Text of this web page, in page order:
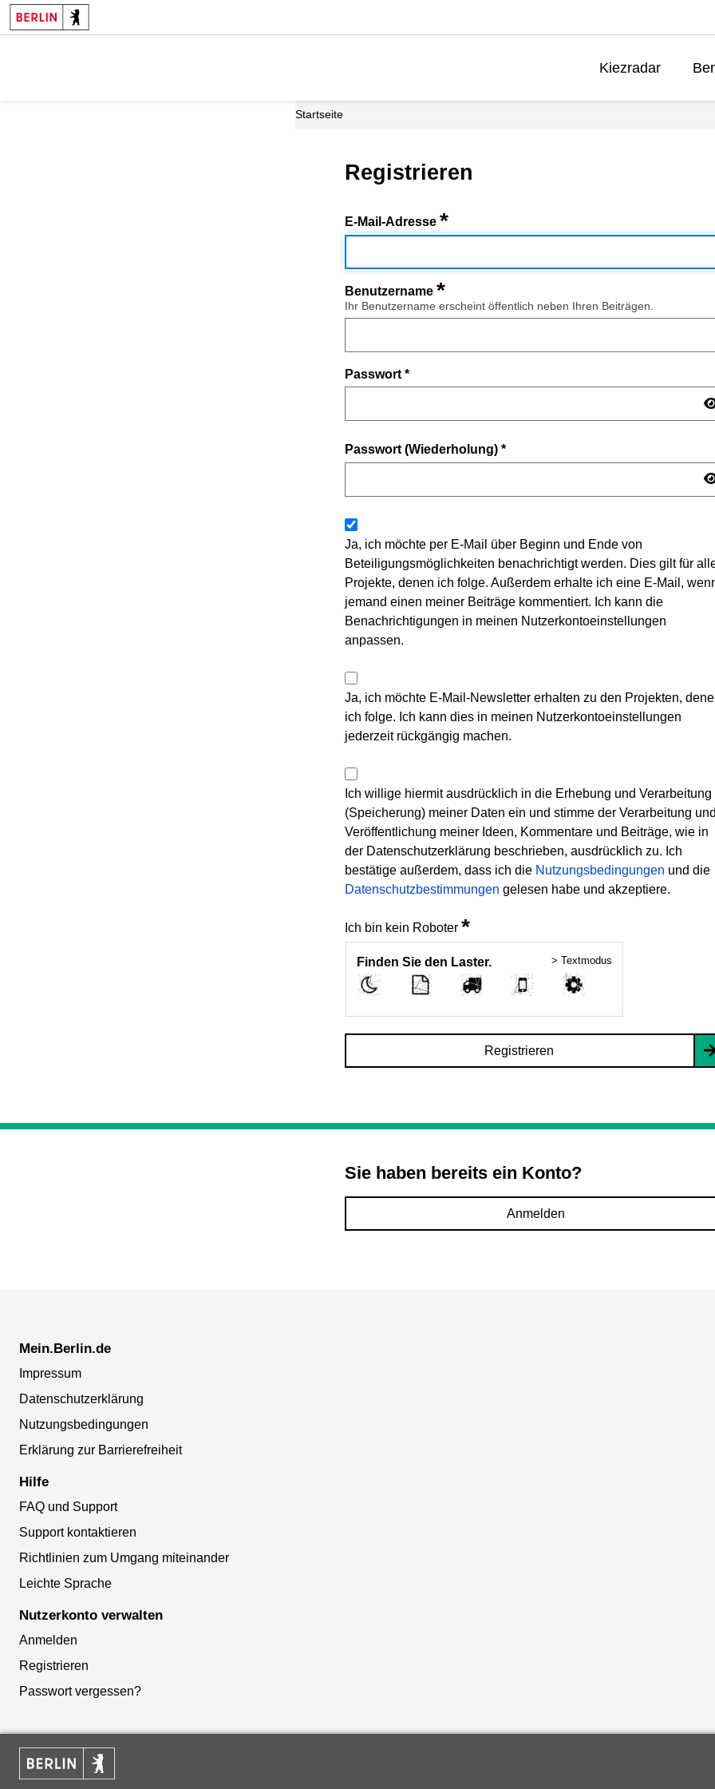
Kiezradar
Startseite
Registrieren
E-Mail-Adresse *
Benutzername *
Ihr Benutzername erscheint öffentlich neben Ihren Beiträgen.
Passwort *
Passwort (Wiederholung) *
Ja, ich möchte per E-Mail über Beginn und Ende von
Beteiligungsmöglichkeiten benachrichtigt werden. Dies gilt für
Projekte, denen ich folge. Außerdem erhalte ich eine E-Mail,
jemand einen meiner Beiträge kommentiert. Ich kann die
Benachrichtigungen in meinen Nutzerkontoeinstellungen
anpassen.
Ja, ich möchte E-Mail-Newsletter erhalten zu den Projekten,
ich folge. Ich kann dies in meinen Nutzerkontoeinstellungen
jederzeit rückgängig machen.
Ich willige hiermit ausdrücklich in die Erhebung und Verarbeitung
(Speicherung) meiner Daten ein und stimme der Verarbeitung und
Veröffentlichung meiner Ideen, Kommentare und Beiträge, wie in
der Datenschutzerklärung beschrieben, ausdrücklich zu. Ich
bestätige außerdem, dass ich die Nutzungsbedingungen und die
Datenschutzbestimmungen gelesen habe und akzeptiere.
Ich bin kein Roboter *
Finden Sie den Laster. > Textmodus
Registrieren
Sie haben bereits ein Konto?
Anmelden
Mein.Berlin.de
Impressum
Datenschutzerklärung
Nutzungsbedingungen
Erklärung zur Barrierefreiheit
Hilfe
FAQ und Support
Support kontaktieren
Richtlinien zum Umgang miteinander
Leichte Sprache
Nutzerkonto verwalten
Anmelden
Registrieren
Passwort vergessen?